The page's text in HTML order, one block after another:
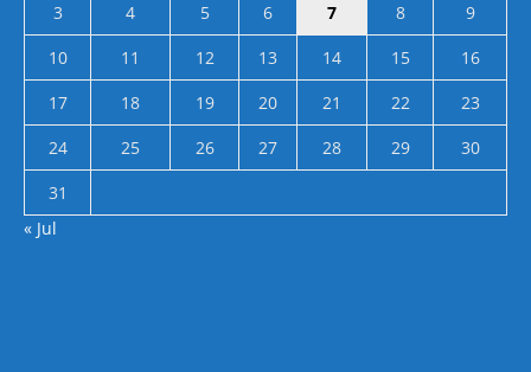
3
4 5 6 7 8
9
10
11 12 13 14 15
16
17
18 19 20 21 22
23
24
25 26 27 28 29
30
31
« Jul